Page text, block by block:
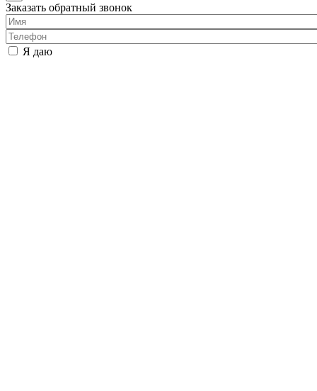
Заказать обратный звонок
Я даю